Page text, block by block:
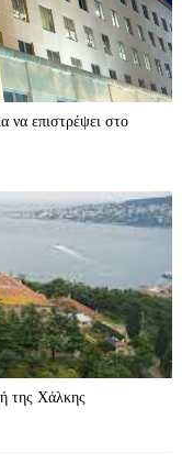
να επιστρέψει στο
της Χάλκης